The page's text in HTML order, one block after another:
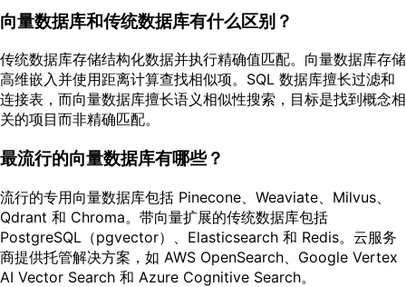
向量数据库和传统数据库有什么区别？
传统数据库存储结构化数据并执行精确值匹配。向量数据库存储
高维嵌入并使用距离计算查找相似项。SQL 数据库擅长过滤和
连接表，而向量数据库擅长语义相似性搜索，目标是找到概念相
关的项目而非精确匹配。
最流行的向量数据库有哪些？
流行的专用向量数据库包括 Pinecone、Weaviate、Milvus、
Qdrant 和 Chroma。带向量扩展的传统数据库包括
PostgreSQL（pgvector）、Elasticsearch 和 Redis。云服务
商提供托管解决方案，如 AWS OpenSearch、Google Vertex
AI Vector Search 和 Azure Cognitive Search。